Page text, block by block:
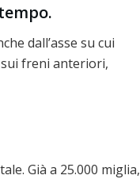
dall’asse su cui
freni anteriori,
Già a 25.000 miglia,